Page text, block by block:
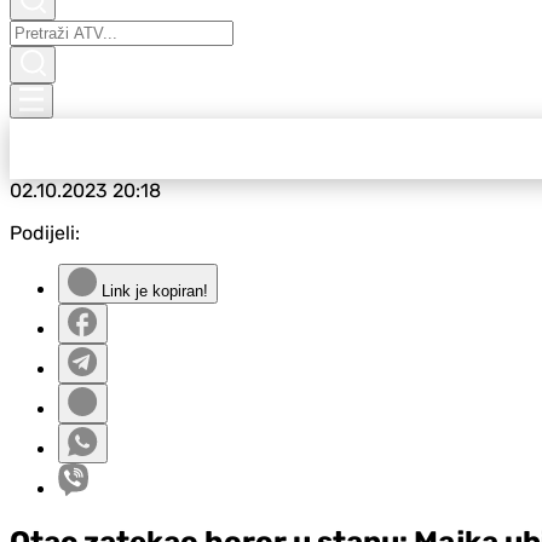
02.10.202320:18
Podijeli:
Link je kopiran!